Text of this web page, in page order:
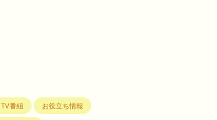
TV番組 お役立ち情報